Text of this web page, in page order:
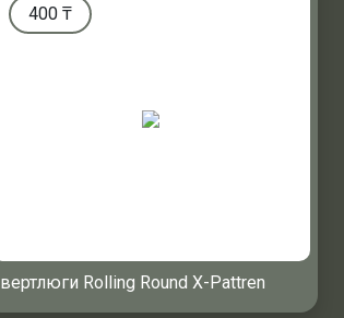
400 ₸
вертлюги Rolling Round X-Pattren